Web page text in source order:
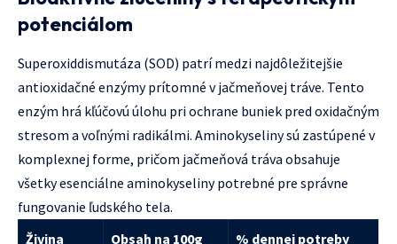
potenciálom
Superoxiddismutáza (SOD) patrí medzi najdôležitejšie
antioxidačné enzýmy prítomné v jačmeňovej tráve. Tento
enzým hrá kľúčovú úlohu pri ochrane buniek pred oxidačným
stresom a voľnými radikálmi. Aminokyseliny sú zastúpené v
komplexnej forme, pričom jačmeňová tráva obsahuje
všetky esenciálne aminokyseliny potrebné pre správne
fungovanie ľudského tela.
Živina
Obsah na 100g % dennej potreby